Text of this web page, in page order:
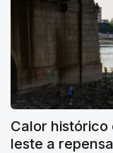
Calor histórico
leste a